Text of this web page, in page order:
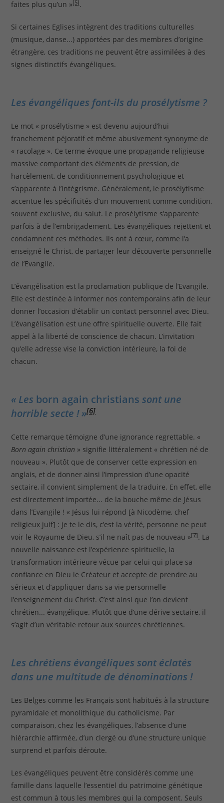
faites plus qu’un »[5].
Si certaines Eglises intègrent des traditions culturelles
(musique, danse...) apportées par des membres d’origine
étrangère, ces traditions ne peuvent être assimilées à des
signes distinctifs évangéliques.
Les évangéliques font-ils du prosélytisme ?
Le mot « prosélytisme » est devenu aujourd’hui
franchement péjoratif et même abusivement synonyme de
« racolage ». Ce terme évoque une propagande religieuse
massive comportant des éléments de pression, de
harcèlement, de conditionnement psychologique et
s’apparente à l’intégrisme. Généralement, le prosélytisme
accentue les spécificités d’un mouvement comme condition,
souvent exclusive, du salut. Le prosélytisme s’apparente
parfois à de l’embrigadement. Les évangéliques rejettent et
condamnent ces méthodes. Ils ont à cœur, comme l’a
enseigné le Christ, de partager leur découverte personnelle
de l’Evangile.
L’évangélisation est la proclamation publique de l’Evangile.
Elle est destinée à informer nos contemporains afin de leur
donner l’occasion d’établir un contact personnel avec Dieu.
L’évangélisation est une offre spirituelle ouverte. Elle fait
appel à la liberté de conscience de chacun. L’invitation
qu’elle adresse vise la conviction intérieure, la foi de
chacun.
« Les born again christians sont une
horrible secte ! »[6]
Cette remarque témoigne d’une ignorance regrettable. «
Born again christian » signifie littéralement « chrétien né de
nouveau ». Plutôt que de conserver cette expression en
anglais, et de donner ainsi l’impression d’une opacité
sectaire, il convient simplement de la traduire. En effet, elle
est directement importée... de la bouche même de Jésus
dans l’Evangile ! « Jésus lui répond [à Nicodème, chef
religieux juif] : je te le dis, c’est la vérité, personne ne peut
voir le Royaume de Dieu, s’il ne naît pas de nouveau »[7]. La
nouvelle naissance est l’expérience spirituelle, la
transformation intérieure vécue par celui qui place sa
confiance en Dieu le Créateur et accepte de prendre au
sérieux et d’appliquer dans sa vie personnelle
l’enseignement du Christ. C’est ainsi que l’on devient
chrétien... évangélique. Plutôt que d’une dérive sectaire, il
s’agit d’un véritable retour aux sources chrétiennes.
Les chrétiens évangéliques sont éclatés
dans une multitude de dénominations !
Les Belges comme les Français sont habitués à la structure
pyramidale et monolithique du catholicisme. Par
comparaison, chez les évangéliques, l’absence d’une
hiérarchie affirmée, d’un clergé ou d’une structure unique
surprend et parfois déroute.
Les évangéliques peuvent être considérés comme une
famille dans laquelle l’essentiel du patrimoine génétique
est commun à tous les membres qui la composent. Seuls